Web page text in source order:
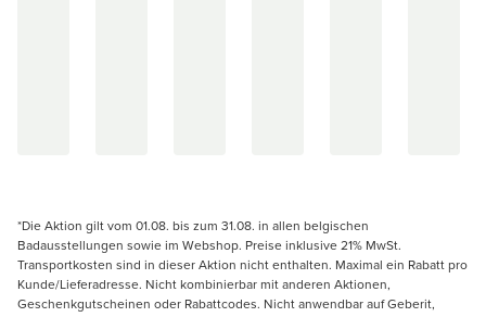
*Die Aktion gilt vom 01.08. bis zum 31.08. in allen belgischen
Badausstellungen sowie im Webshop. Preise inklusive 21% MwSt.
Transportkosten sind in dieser Aktion nicht enthalten. Maximal ein Rabatt pro
Kunde/Lieferadresse. Nicht kombinierbar mit anderen Aktionen,
Geschenkgutscheinen oder Rabattcodes. Nicht anwendbar auf Geberit,